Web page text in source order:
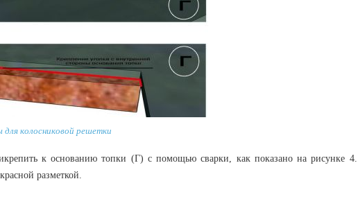
колосниковой решетки
к основанию топки (Г) с помощью сварки, как показано на рисунке 4.
разметкой.